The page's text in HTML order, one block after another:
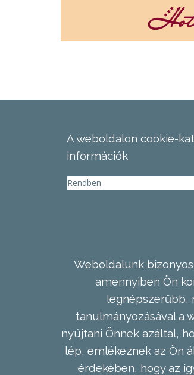
A weboldalon cookie-
információk
Rendben
Weboldalunk
amennyiben Ön
legnépszerűbb,
tanulmányozásával a
nyújtani Önnek azáltal,
lép, emlékeznek az Ön
érdekében, hogy az